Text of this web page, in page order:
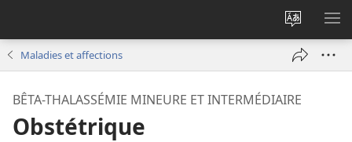
Changer
la
langue
site
Maladies et affections
BÊTA-THALASSÉMIE MINEURE ET INTERMÉDIAIRE
Obstétrique